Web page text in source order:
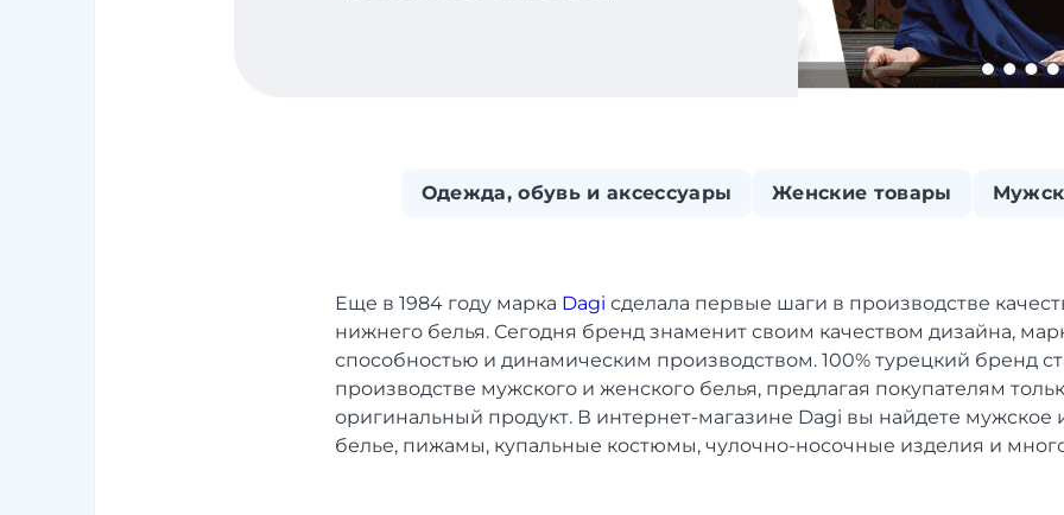
Одежда, обувь и аксессуары Женские товары
Еще в 1984 году марка Dagi сделала первые шаги в производстве
нижнего белья. Сегодня бренд знаменит своим качеством дизайна,
способностью и динамическим производством. 100% турецкий бренд
производстве мужского и женского белья, предлагая покупателям
оригинальный продукт. В интернет-магазине Dagi вы найдете
белье, пижамы, купальные костюмы, чулочно-носочные изделия и